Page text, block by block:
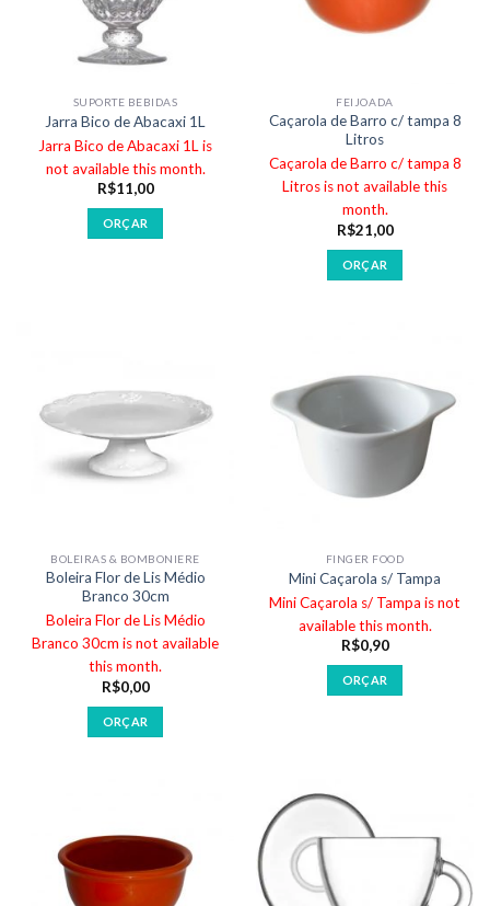
SUPORTE BEBIDAS
Jarra Bico de Abacaxi 1L
Jarra Bico de Abacaxi 1L is
not available this month.
R$11,00
ORÇAR
FEIJOADA
Caçarola de Barro c/ tampa 8
Litros
Caçarola de Barro c/ tampa 8
Litros is not available this
month.
R$21,00
ORÇAR
BOLEIRAS & BOMBONIERE
Boleira Flor de Lis Médio
Branco 30cm
Boleira Flor de Lis Médio
Branco 30cm is not available
this month.
R$0,00
ORÇAR
FINGER FOOD
Mini Caçarola s/ Tampa
Mini Caçarola s/ Tampa is not
available this month.
R$0,90
ORÇAR